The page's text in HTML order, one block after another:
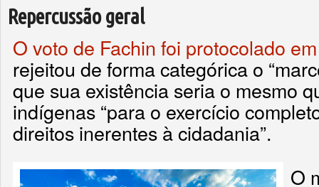
Repercussão geral
O voto de Fachin foi protocolado
rejeitou de forma categórica o
que sua existência seria o mesmo
indígenas “para o exercício
direitos inerentes à cidadania”.
O